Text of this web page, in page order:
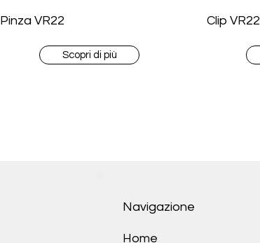
Pinza VR22
Scopri di più
Clip VR22
Navigazione
Home